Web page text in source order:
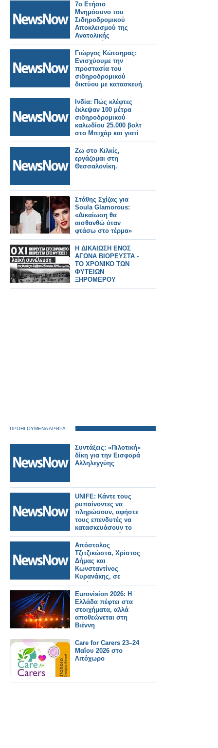
7ο Ετήσιο
Μνημόσυνο του
Σιδηροδρομικού
Αποκλεισμού της
Ανατολικής
Μακεδονίας και
Θράκης.
Γιώργος Κώτσηρας:
Ενισχύουμε την
προστασία του
σιδηροδρομικού
δικτύου με κατασκευή
ενισχυμένης
περίφραξης σε
Θριάσιο, Θήβα και
Ζευγολατιό.
Ινδία: Πώς κλέφτες
έκλεψαν 100 μέτρα
σιδηροδρομικού
καλωδίου 25.000 βολτ
στο Μπιχάρ και γιατί
αυτό συμβαίνει
συνεχώς.
Ζω στο Κιλκίς,
εργάζομαι στη
Θεσσαλονίκη.
Στάθης Σχίζας για
Soula Glamorous:
«Δικαίωση θα
αισθανθώ όταν
φτάσω στο τέρμα»
Η ΔΙΚΑΙΩΣΗ ΕΝΟΣ
ΑΓΩΝΑ ΒΙΟΡΕΥΣΤΑ -
ΤΟ ΧΡΟΝΙΚΟ ΤΩΝ
ΦΥΤΕΙΩΝ
ΞΗΡΟΜΕΡΟΥ
ΠΡΟΗΓΟΥΜΕΝΑ ΑΡΘΡΑ
Συντάξεις: «Πιλοτική»
δίκη για την Εισφορά
Αλληλεγγύης
UNIFE: Κάντε τους
ρυπαίνοντες να
πληρώσουν, αφήστε
τους επενδυτές να
κατασκευάσουν το
σιδηροδρομικό
δίκτυο υψηλής
ταχύτητας της
Ευρώπης αξίας 345
δισεκατομμυρίων
ευρώ.
Απόστολος
Τζιτζικώστα, Χρίστος
Δήμας και
Κωνσταντίνος
Κυρανάκης, σε
εκδήλωση στη
Αλεξανδρούπολη.
Eurovision 2026: Η
Ελλάδα πέφτει στα
στοιχήματα, αλλά
αποθεώνεται στη
Βιέννη
Care for Carers 23–24
Μαΐου 2026 στο
Λιτόχωρο